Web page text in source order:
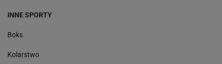
INNE SPORTY
Boks
Kolarstwo